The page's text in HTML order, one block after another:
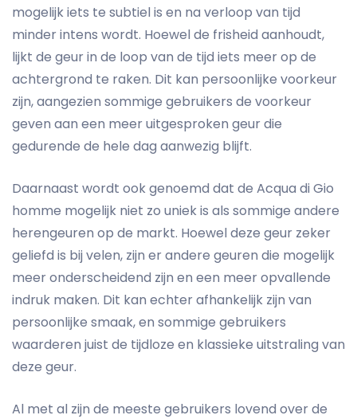
mogelijk iets te subtiel is en na verloop van tijd
minder intens wordt. Hoewel de frisheid aanhoudt,
lijkt de geur in de loop van de tijd iets meer op de
achtergrond te raken. Dit kan persoonlijke voorkeur
zijn, aangezien sommige gebruikers de voorkeur
geven aan een meer uitgesproken geur die
gedurende de hele dag aanwezig blijft.
Daarnaast wordt ook genoemd dat de Acqua di Gio
homme mogelijk niet zo uniek is als sommige andere
herengeuren op de markt. Hoewel deze geur zeker
geliefd is bij velen, zijn er andere geuren die mogelijk
meer onderscheidend zijn en een meer opvallende
indruk maken. Dit kan echter afhankelijk zijn van
persoonlijke smaak, en sommige gebruikers
waarderen juist de tijdloze en klassieke uitstraling van
deze geur.
Al met al zijn de meeste gebruikers lovend over de